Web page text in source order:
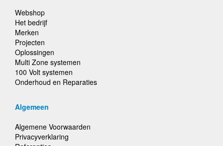
Webshop
Het bedrijf
Merken
Projecten
Oplossingen
Multi Zone systemen
100 Volt systemen
Onderhoud en Reparaties
Algemeen
Algemene Voorwaarden
Privacyverklaring